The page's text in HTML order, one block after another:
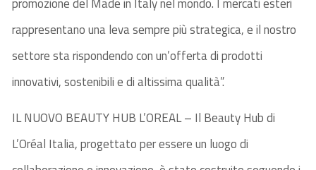
rappresentano una leva sempre più strategica, e il nostro
settore sta rispondendo con un’offerta di prodotti
innovativi, sostenibili e di altissima qualità”.
IL NUOVO BEAUTY HUB L’OREAL – Il Beauty Hub di
L’Oréal Italia, progettato per essere un luogo di